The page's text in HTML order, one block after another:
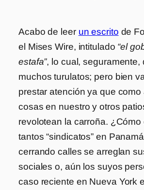
Acabo de leer un escrito de
el Mises Wire, intitulado “el
estafa”, lo cual, seguramente,
muchos turulatos; pero bien
prestar atención ya que como
cosas en nuestro y otros
revolotean la carroña. ¿Cómo
tantos “sindicatos” en
cerrando calles se arreglan
sociales o, aún los suyos
caso reciente en Nueva York